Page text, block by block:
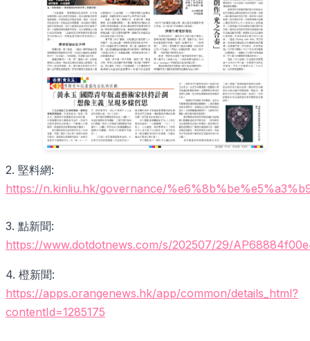
2. 堅料網:
https://n.kinliu.hk/governance/
3. 點新聞:
https://www.dotdotnews.com/s/202507/29/
4. 橙新聞:
https://apps.orangenews.hk/app/common/details_html?
contentId=1285175